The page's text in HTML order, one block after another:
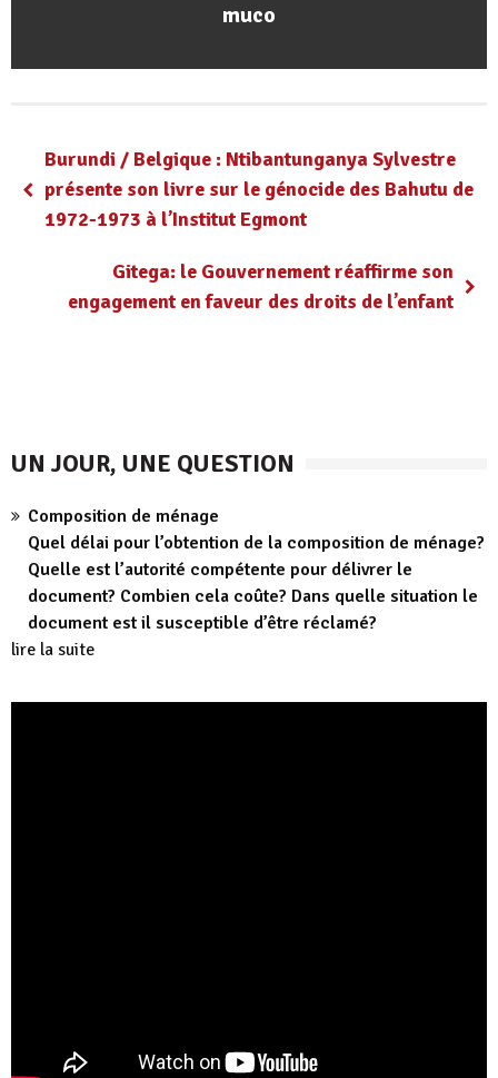
muco
Burundi / Belgique : Ntibantunganya Sylvestre
présente son livre sur le génocide des Bahutu de
1972-1973 à l’Institut Egmont
Gitega: le Gouvernement réaffirme son
engagement en faveur des droits de l’enfant
UN JOUR, UNE QUESTION
Composition de ménage
Quel délai pour l’obtention de la composition de ménage?
Quelle est l’autorité compétente pour délivrer le
document? Combien cela coûte? Dans quelle situation le
document est il susceptible d’être réclamé?
lire la suite